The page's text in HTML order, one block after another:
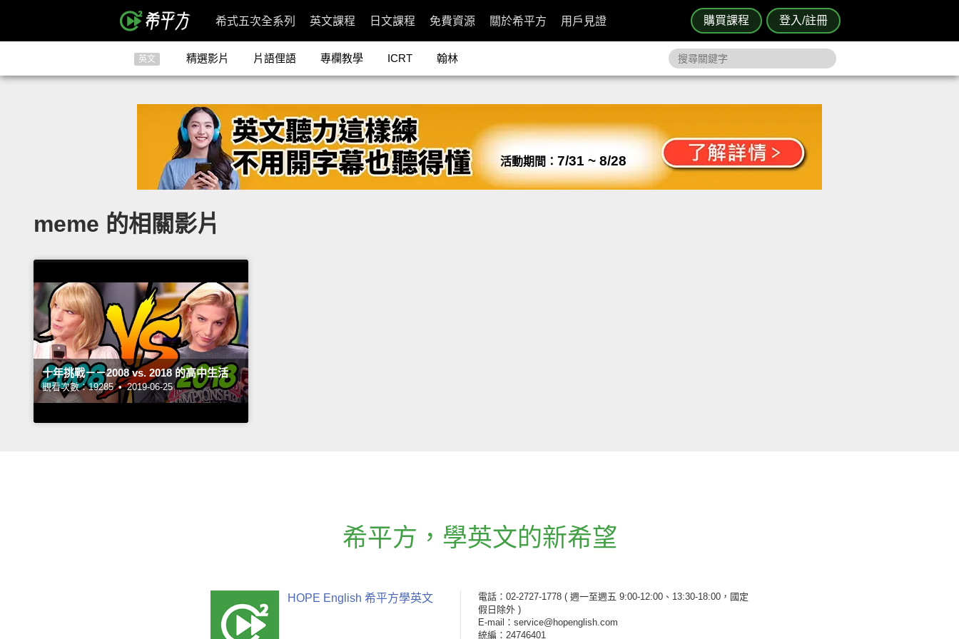
購買課程 登入/註冊
希式五次全系列 英文課程 日文課程 免費資源 關於希平方 用戶見證
英文 精選影片 片語俚語 專欄教學 ICRT 翰林
活動期間： 7/31 ~ 8/28
meme 的相關影片
十年挑戰－－2008 vs. 2018 的高中生活
觀看次數：19285 • 2019-06-25
希平方 ， 學英文的新希望
HOPE English 希平方學英文 電話：02-2727-1778 ( 週一至週五 9:00-12:00、13:30-18:00，國定
假日除外 )
E-mail：service@hopenglish.com
統編：24746401